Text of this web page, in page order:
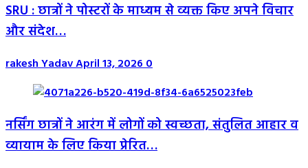
SRU : छात्रों ने पोस्टरों के माध्यम से व्यक्त किए अपने विचार
और संदेश…
rakesh YadavApril 13, 20260
नर्सिंग छात्रों ने आरंग में लोगों को स्वच्छता, संतुलित आहार व
व्यायाम के लिए किया प्रेरित…